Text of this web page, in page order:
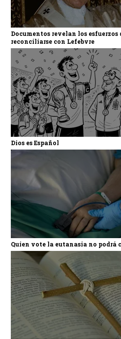
Documentos revelan los esfuerzos
reconciliarse con Lefebvre
Dios es Español
Quien vote la eutanasia no